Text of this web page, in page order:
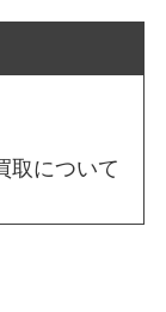
取について